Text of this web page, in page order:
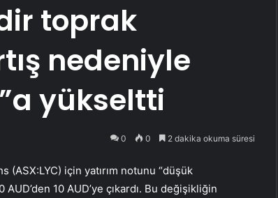
toprak
nedeniyle
yükseltti
0 0 2 dakika okuma süresi
(ASX:LYC) için yatırım notunu “düşük
10 AUD’ye çıkardı. Bu değişikliğin